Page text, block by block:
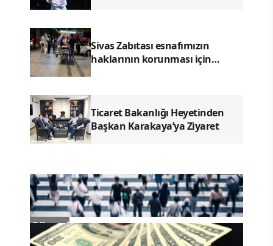
Sivas Zabıtası esnafımızın
haklarının korunması için
Ticaret Bakanlığı Heyetinden
Başkan Karakaya’ya Ziyaret
Güncel